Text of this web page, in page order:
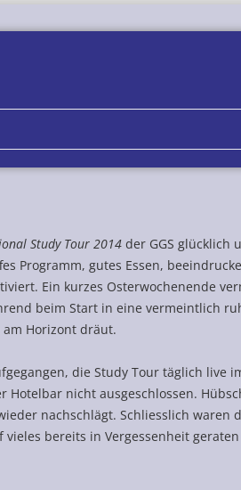
Study Tour 2014 der GGS glücklich
Programm, gutes Essen,
Ein kurzes Osterwochenende
beim Start in eine vermeintlich
am Horizont dräut.
die Study Tour täglich live
Hotelbar nicht ausgeschlossen.
nachschlägt. Schliesslich waren
vieles bereits in Vergessenheit